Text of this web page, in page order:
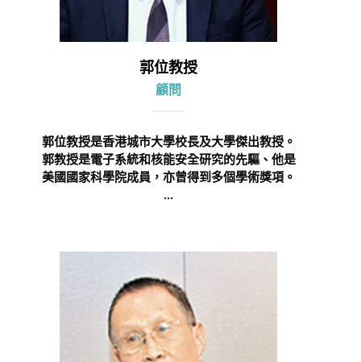
郭位教授
顧問
郭位教授是香港城市大學校長及大學傑出教授。
郭教授是電子系統和核能安全研究的先驅、他是
美國國家科學院成員，亦曾得到多個學術獎項。
...